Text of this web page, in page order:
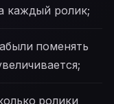
каждый ролик;
поменять
ролики